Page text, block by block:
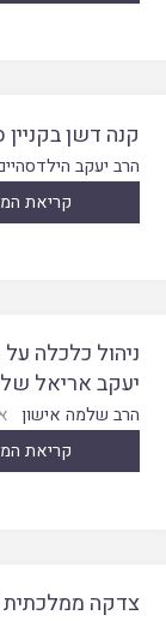
קנה דשן
הרב יעקב
קריאת
ניהול כלכלה
יעקב אריאל
הרב שלמה אישון
קריאת
צדקה